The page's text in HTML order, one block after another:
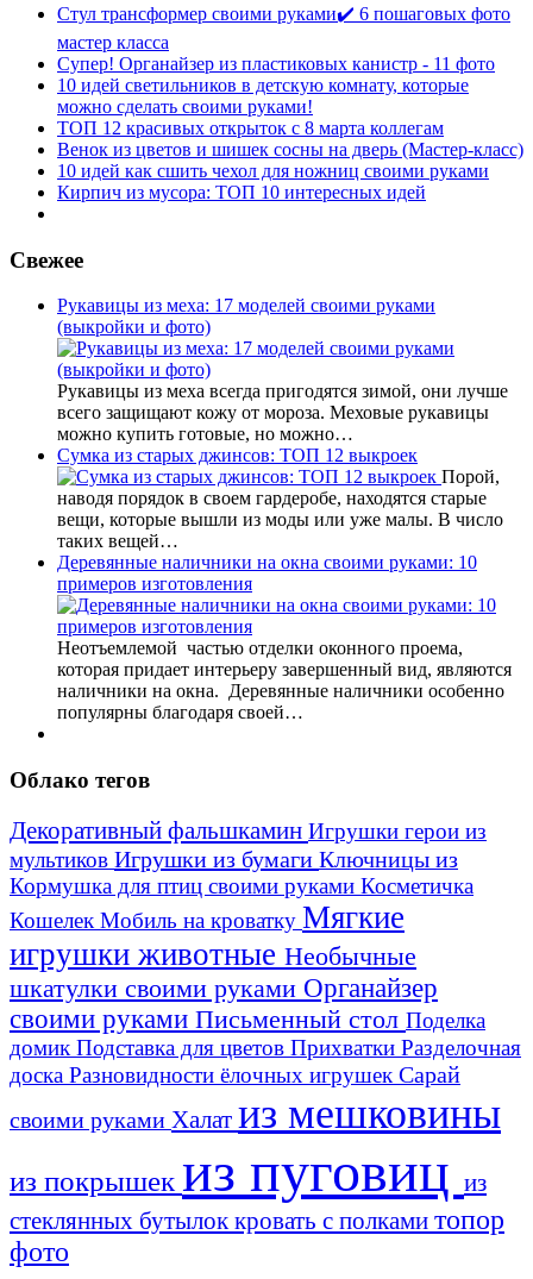
Стул трансформер своими руками✔️ 6 пошаговых фото
мастер класса
Супер! Органайзер из пластиковых канистр - 11 фото
10 идей светильников в детскую комнату, которые
можно сделать своими руками!
ТОП 12 красивых открыток с 8 марта коллегам
Венок из цветов и шишек сосны на дверь (Мастер-класс)
10 идей как сшить чехол для ножниц своими руками
Кирпич из мусора: ТОП 10 интересных идей
Свежее
Рукавицы из меха: 17 моделей своими руками
(выкройки и фото)
Рукавицы из меха всегда пригодятся зимой, они лучше
всего защищают кожу от мороза. Меховые рукавицы
можно купить готовые, но можно…
Сумка из старых джинсов: ТОП 12 выкроек
Порой,
наводя порядок в своем гардеробе, находятся старые
вещи, которые вышли из моды или уже малы. В число
таких вещей…
Деревянные наличники на окна своими руками: 10
примеров изготовления
Неотъемлемой частью отделки оконного проема,
которая придает интерьеру завершенный вид, являются
наличники на окна. Деревянные наличники особенно
популярны благодаря своей…
Облако тегов
Декоративный фальшкамин Игрушки герои из
мультиков Игрушки из бумаги Ключницы из
Кормушка для птиц своими руками Косметичка
Кошелек Мобиль на кроватку Мягкие
игрушки животные Необычные
шкатулки своими руками Органайзер
своими руками Письменный стол Поделка
домик Подставка для цветов Прихватки Разделочная
доска Разновидности ёлочных игрушек Сарай
своими руками Халат из мешковины
из покрышек из пуговиц из
стеклянных бутылок кровать с полками топор
фото